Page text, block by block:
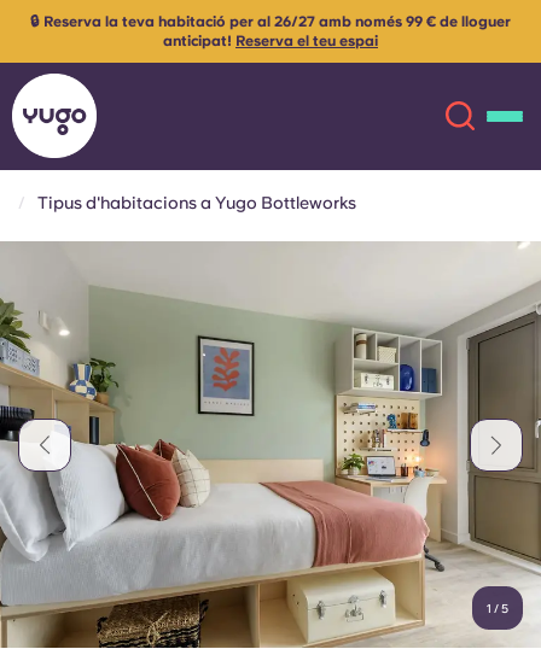
Ubicacions
Més
Llengua
English (GB)
Selecciona un país
Reserva ara
English (US)
Chinese Español
Català Deutsch
Italian French
Portuguese
🔒 Reserva la teva habitació per al 26/27 amb només 99 € de lloguer
anticipat! Reserva el teu espai
Tipus d'habitacions a Yugo Bottleworks
1 /5